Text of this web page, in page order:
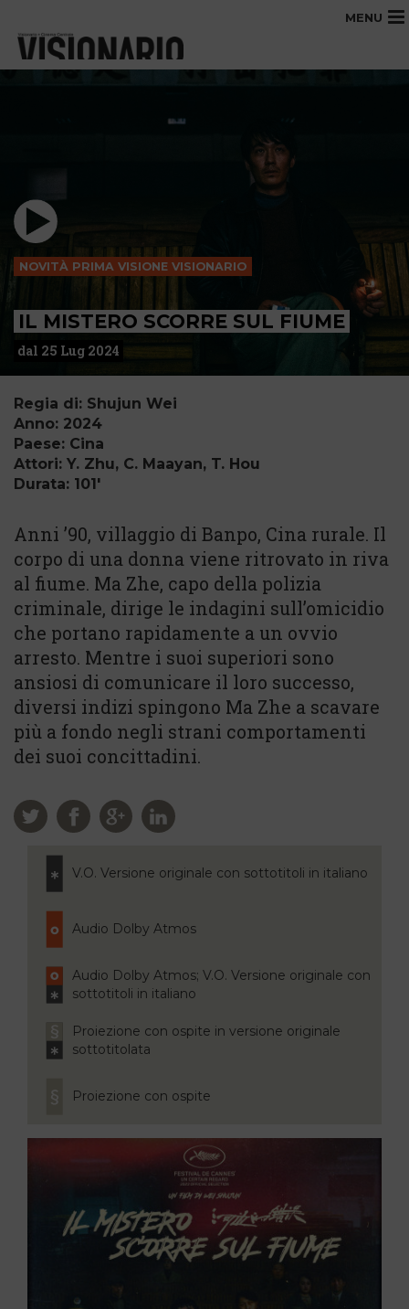
MENU
NOVITÀ PRIMA VISIONE VISIONARIO
IL MISTERO SCORRE SUL FIUME
dal 25 Lug 2024
Regia di: Shujun Wei
Anno: 2024
Paese: Cina
Attori: Y. Zhu, C. Maayan, T. Hou
Durata: 101'
Anni ’90, villaggio di Banpo, Cina rurale. Il
corpo di una donna viene ritrovato in riva
al fiume. Ma Zhe, capo della polizia
criminale, dirige le indagini sull’omicidio
che portano rapidamente a un ovvio
arresto. Mentre i suoi superiori sono
ansiosi di comunicare il loro successo,
diversi indizi spingono Ma Zhe a scavare
più a fondo negli strani comportamenti
dei suoi concittadini.
V.O. Versione originale con sottotitoli in italiano
Audio Dolby Atmos
Audio Dolby Atmos; V.O. Versione originale con
sottotitoli in italiano
Proiezione con ospite in versione originale
sottotitolata
Proiezione con ospite